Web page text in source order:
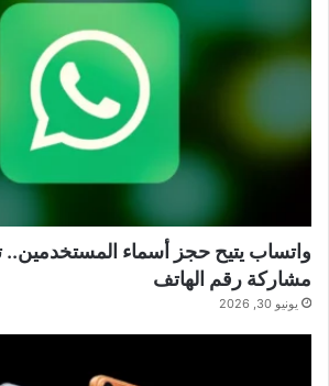
واتساب يتيح حجز أسماء
مشاركة رقم الهاتف
يونيو 30, 2026